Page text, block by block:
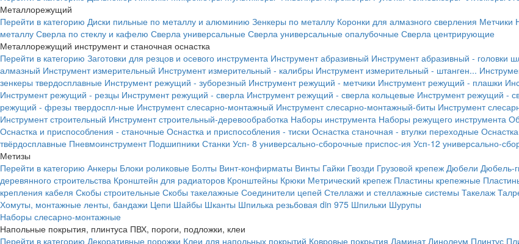
Металлорежущий
Перейти в категорию Диски пильные по металлу и алюминию Зенкеры по металлу Коронки для алмазного сверления Метчики
металлу Сверла по стеклу и кафелю Сверла универсальные Сверла универсальные опалубочные Сверла центрирующие
Металлорежущий инструмент и станочная оснастка
Перейти в категорию Заготовки для резцов и осевого инструмента Инструмент абразивный Инструмент абразивный - головки
алмазный Инструмент измерительный Инструмент измерительный - калибры Инструмент измерительный - штанген...
зенкеры твердосплавные Инструмент режущий - зуборезный Инструмент режущий - метчики Инструмент режущий - плашки
Инструмент режущий - резцы Инструмент режущий - сверла Инструмент режущий - сверла кольцевые Инструмент режущий -
режущий - фрезы твердоспл-ные Инструмент слесарно-монтажный Инструмент слесарно-монтажный-биты Инструмент
Инструмент строительный Инструмент строительный-деревообработка Наборы инструмента Наборы режущего инструмента
Оснастка и приспособления - станочные Оснастка и приспособления - тиски Оснастка станочная - втулки переходные
твёрдосплавные Пневмоинструмент Подшипники Станки Усп- 8 универсально-сборочные приспос-ия Усп-12 универсально-
Метизы
Перейти в категорию Анкеры Блоки роликовые Болты Винт-конфирматы Винты Гайки Гвозди Грузовой крепеж Дюбели Дюбель-
деревянного строительства Кронштейн для радиаторов Кронштейны Крюки Метрический крепеж Пластины крепежные
крепления кабеля Скобы строительные Скобы такелажные Соединители цепей Стеллажи и стеллажные системы Такелаж
Хомуты, монтажные ленты, бандажи Цепи Шайбы Шканты Шпилька резьбовая din 975 Шпильки Шурупы
Наборы слесарно-монтажные
Напольные покрытия, плинтуса ПВХ, пороги, подложки, клеи
Перейти в категорию Декоративные порожки Клеи для напольных покрытий Ковровые покрытия Ламинат Линолеум Плинтус